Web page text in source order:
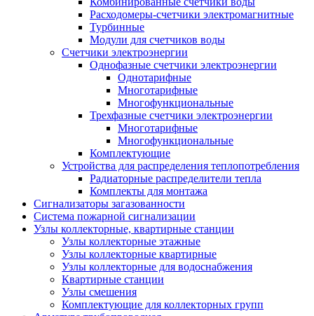
Расходомеры-счетчики электромагнитные
Турбинные
Модули для счетчиков воды
Счетчики электроэнергии
Однофазные счетчики электроэнергии
Однотарифные
Многотарифные
Многофункциональные
Трехфазные счетчики электроэнергии
Многотарифные
Многофункциональные
Комплектующие
Устройства для распределения теплопотребления
Радиаторные распределители тепла
Комплекты для монтажа
Сигнализаторы загазованности
Система пожарной сигнализации
Узлы коллекторные, квартирные станции
Узлы коллекторные этажные
Узлы коллекторные квартирные
Узлы коллекторные для водоснабжения
Квартирные станции
Узлы смешения
Комплектующие для коллекторных групп